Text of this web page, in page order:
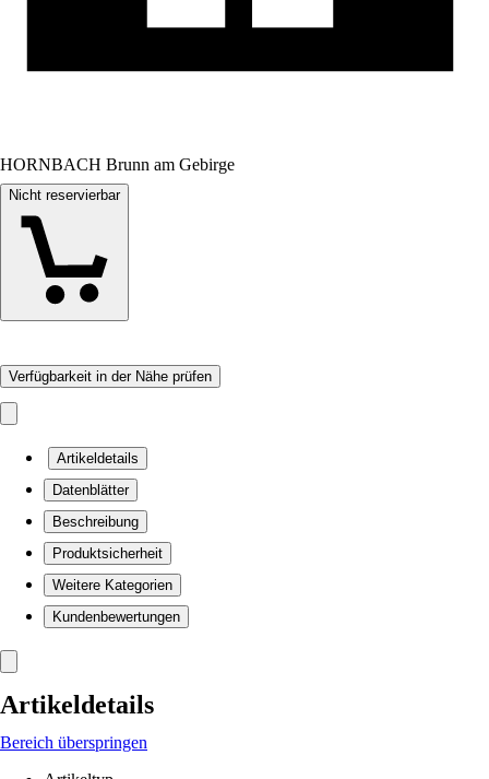
HORNBACH Brunn am Gebirge
Nicht reservierbar
Verfügbarkeit in der Nähe prüfen
Artikeldetails
Datenblätter
Beschreibung
Produktsicherheit
Weitere Kategorien
Kundenbewertungen
Artikeldetails
Bereich überspringen